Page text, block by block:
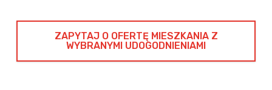
ZAPYTAJ O OFERTĘ MIESZKANIA Z
WYBRANYMI UDOGODNIENIAMI